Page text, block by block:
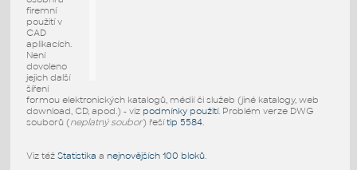
firemní
použití v
CAD
aplikacích.
Není
dovoleno
jejich další
šíření
formou elektronických katalogů, médií či služeb (jiné katalogy, web
download, CD, apod.) - viz podmínky použití. Problém verze DWG
souborů (neplatný soubor) řešítip 5584.
Viz též Statistika a nejnovějších 100 bloků.